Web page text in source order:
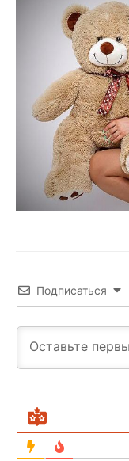
Подписаться